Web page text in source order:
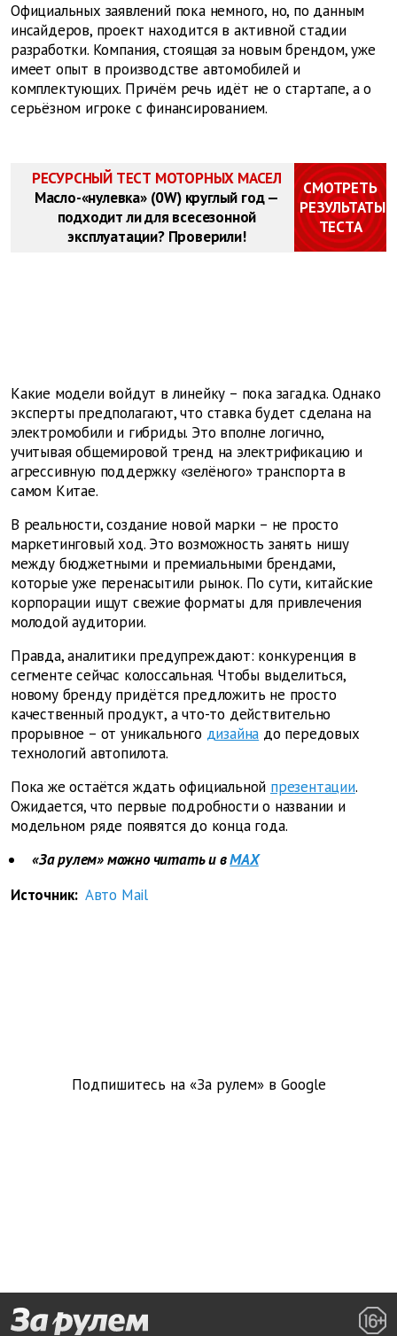
Официальных заявлений пока немного, но, по данным
инсайдеров, проект находится в активной стадии
разработки. Компания, стоящая за новым брендом, уже
имеет опыт в производстве автомобилей и
комплектующих. Причём речь идёт не о стартапе, а о
серьёзном игроке с финансированием.
РЕСУРСНЫЙ ТЕСТ МОТОРНЫХ МАСЕЛ
Масло-«нулевка» (0W) круглый год —
подходит ли для всесезонной
эксплуатации? Проверили!
СМОТРЕТЬ
РЕЗУЛЬТАТЫ
ТЕСТА
Какие модели войдут в линейку – пока загадка. Однако
эксперты предполагают, что ставка будет сделана на
электромобили и гибриды. Это вполне логично,
учитывая общемировой тренд на электрификацию и
агрессивную поддержку «зелёного» транспорта в
самом Китае.
В реальности, создание новой марки – не просто
маркетинговый ход. Это возможность занять нишу
между бюджетными и премиальными брендами,
которые уже перенасытили рынок. По сути, китайские
корпорации ищут свежие форматы для привлечения
молодой аудитории.
Правда, аналитики предупреждают: конкуренция в
сегменте сейчас колоссальная. Чтобы выделиться,
новому бренду придётся предложить не просто
качественный продукт, а что-то действительно
прорывное – от уникального дизайна до передовых
технологий автопилота.
Пока же остаётся ждать официальной презентации.
Ожидается, что первые подробности о названии и
модельном ряде появятся до конца года.
«За рулем» можно читать и вMAX
Источник: Авто Mail
Подпишитесь на «За рулем» в Google